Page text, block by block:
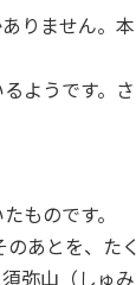
りません。本
ようです。さ
ものです。
あとを、たく
弥山（しゅみ